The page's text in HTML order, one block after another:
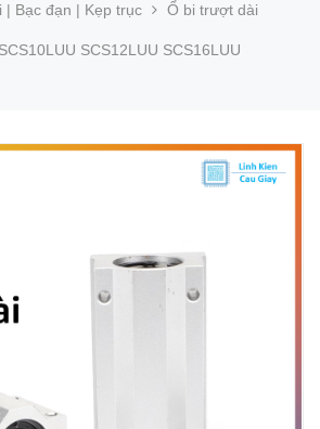
| Bạc đạn | Kẹp trục Ổ bi trượt dài
SCS12LUU SCS16LUU